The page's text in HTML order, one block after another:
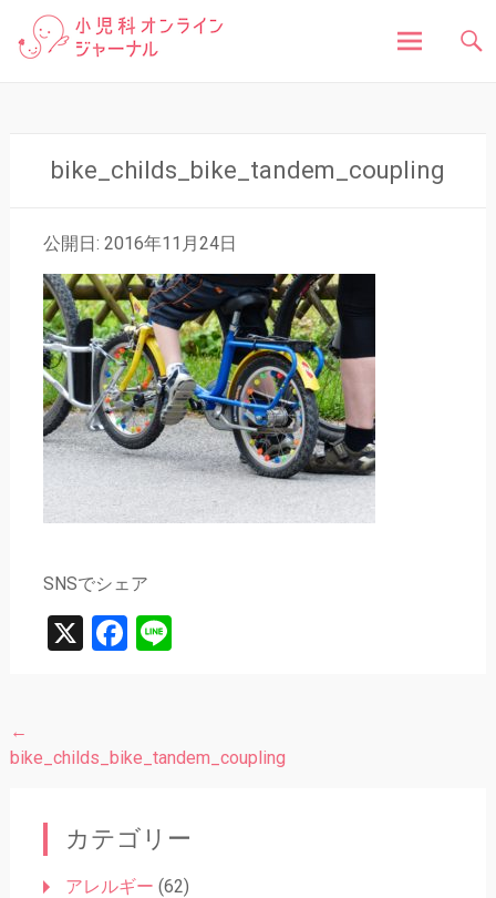
小児科オンラインジャ
状や原因、対処法はもちろん、予防接種や健診、子
どもの成長に関する豆知識まで、小児科医が分かり
ン
bike_childs_bike_tandem_coupling
公開日: 2016年11月24日
SNSでシェア
X Facebook
Line
投
稿
←
bike_childs_bike_tandem_coupling
カテゴリー
アレルギー (62)